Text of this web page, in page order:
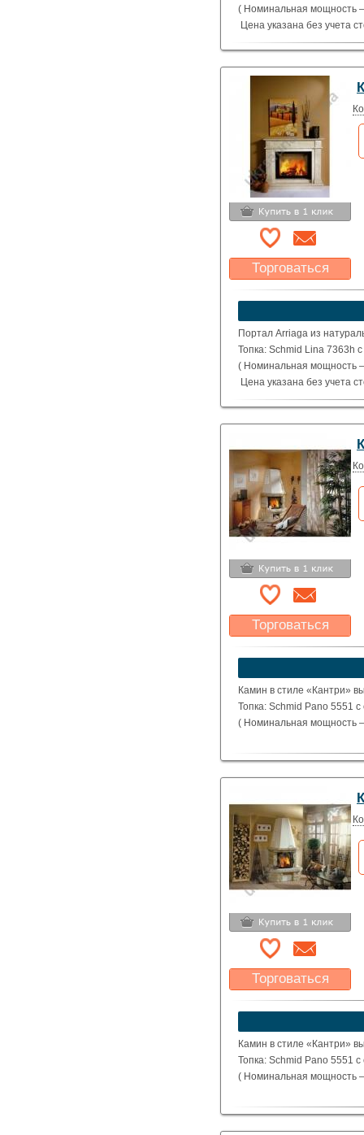
( Номинальная мощность
Цена указана без учета
Торговаться
Какая цена Вас
устроит?
Указать цену
Портал Arriaga из
Топка: Schmid Lina 7363h
( Номинальная мощность
Цена указана без учета
Торговаться
Какая цена Вас
устроит?
Указать цену
Камин в стиле «Кантри»
Топка: Schmid Pano 5551
( Номинальная мощность
Торговаться
Какая цена Вас
устроит?
Указать цену
Камин в стиле «Кантри»
Топка: Schmid Pano 5551
( Номинальная мощность